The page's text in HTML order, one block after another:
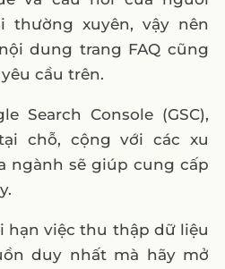
thường xuyên, vậy nên
dung trang FAQ cũng
cầu trên.
Search Console (GSC),
chỗ, cộng với các xu
ngành sẽ giúp cung cấp
hạn việc thu thập dữ liệu
duy nhất mà hãy mở